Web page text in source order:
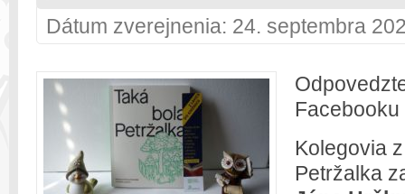
Dátum zverejnenia: 24. septembra
Kolegovia
Petržalka